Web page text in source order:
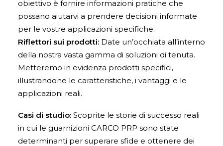
obiettivo è fornire informazioni pratiche che
possano aiutarvi a prendere decisioni informate
per le vostre applicazioni specifiche.
Riflettori sui prodotti: Date un’occhiata all’interno
della nostra vasta gamma di soluzioni di tenuta.
Metteremo in evidenza prodotti specifici,
illustrandone le caratteristiche, i vantaggi e le
applicazioni reali.
Casi di studio: Scoprite le storie di successo reali
in cui le guarnizioni CARCO PRP sono state
determinanti per superare sfide e ottenere dei